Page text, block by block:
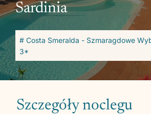
Sardinia
# Costa Smeralda - Szmaragdowe
3*
Szczegóły noclegu